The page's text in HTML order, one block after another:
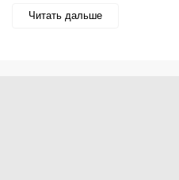
Читать дальше